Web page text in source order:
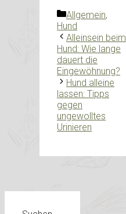
Kategorien
Allgemein,
Hund
Alleinsein beim
Hund: Wie lange
dauert die
Eingewöhnung?
Hund alleine
lassen: Tipps
gegen
ungewolltes
Urinieren